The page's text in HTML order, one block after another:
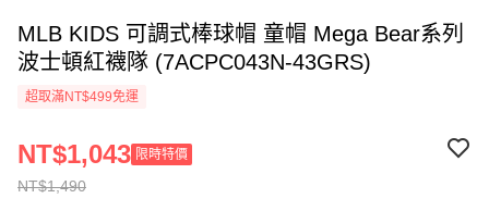
MLB KIDS 可調式棒球帽 童帽 Mega Bear系列
波士頓紅襪隊 (7ACPC043N-43GRS)
超取滿NT$499免運
NT$1,490
NT$1,043 限時特價